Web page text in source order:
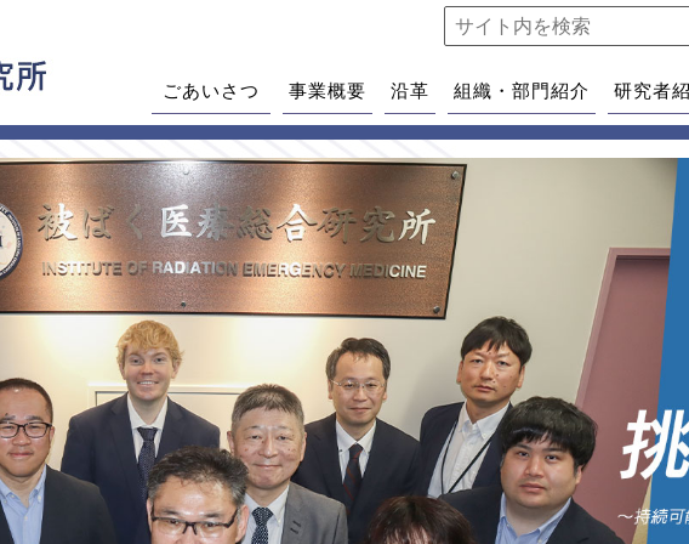
ごあいさつ 事業概要 沿革 組織・部門紹介 研究者